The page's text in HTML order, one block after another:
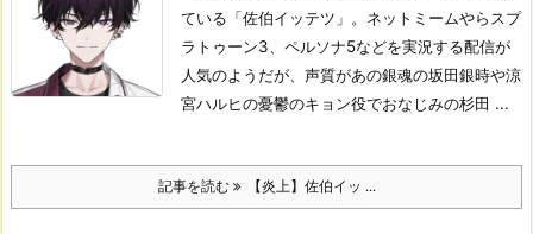
ている「佐伯イッテツ」。 ネットミームやらスプ
ラトゥーン3、ペルソナ5などを実況する配信が
人気のようだが、声質があの銀魂の坂田銀時や涼
宮ハルヒの憂鬱のキョン役でおなじみの杉田 ...
記事を読む 【炎上】佐伯イッ ...